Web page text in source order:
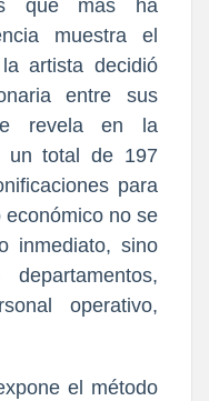
que más ha
muestra el
artista decidió
entre sus
revela en la
un total de 197
para
no se
inmediato, sino
operativo,
el método